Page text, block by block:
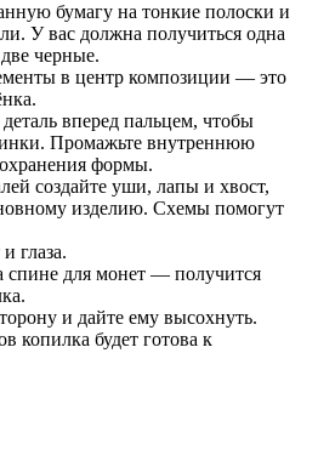
бумагу на тонкие полоски и
У вас должна получиться одна
черные.
в центр композиции — это
вперед пальцем, чтобы
Промажьте внутреннюю
формы.
создайте уши, лапы и хвост,
изделию. Схемы помогут
глаза.
спине для монет — получится
и дайте ему высохнуть.
копилка будет готова к